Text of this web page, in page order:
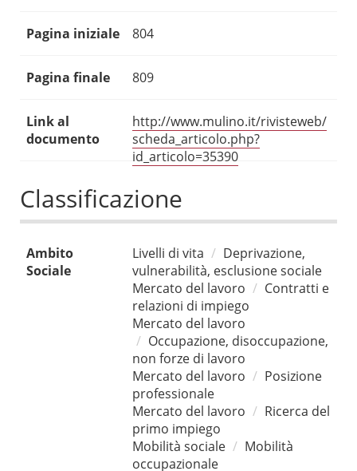
Pagina iniziale 804
Pagina finale 809
Link al
documento
http://www.mulino.it/rivisteweb/
scheda_articolo.php?
id_articolo=35390
Classificazione
Ambito
Sociale
Livelli di vita
Deprivazione,
vulnerabilità, esclusione sociale
Mercato del lavoro
Contratti e
relazioni di impiego
Mercato del lavoro
Occupazione, disoccupazione,
non forze di lavoro
Mercato del lavoro
Posizione
professionale
Mercato del lavoro
Ricerca del
primo impiego
Mobilità sociale
Mobilità
occupazionale